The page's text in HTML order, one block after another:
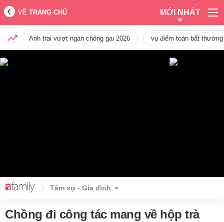
VỀ TRANG CHỦ MỚI NHẤT
Anh trai vượt ngàn chông gai 2026 vụ điểm toán bất
Tâm sự - Gia đình
Chồng đi công tác mang về hộp trà